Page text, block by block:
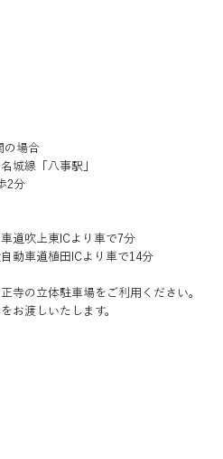
の場合
城線「八事駅」
2分
道吹上東ICより車で7分
動車道植田ICより車で14分
寺の立体駐車場をご利用ください。
お渡しいたします。